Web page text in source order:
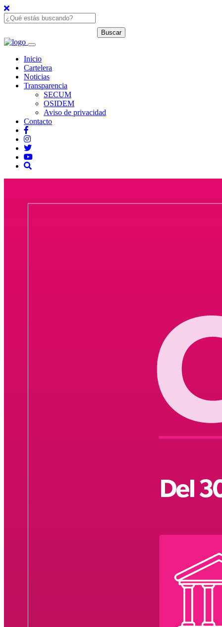
Inicio
Cartelera
Noticias
Transparencia
SECUM
OSIDEM
Aviso de privacidad
Contacto